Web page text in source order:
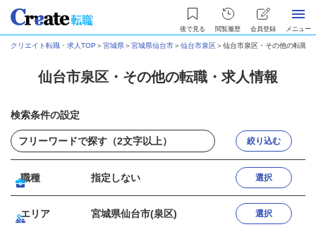
後で見る 閲覧履歴 会員登録 メニュー
クリエイト転職・求人TOP ＞宮城県＞宮城県仙台市＞仙台市泉区＞仙台市泉区・その他の転職
仙台市泉区・その他の転職・求人情報
検索条件の設定
絞り込む
職種 指定しない 選択
エリア 宮城県仙台市(泉区) 選択